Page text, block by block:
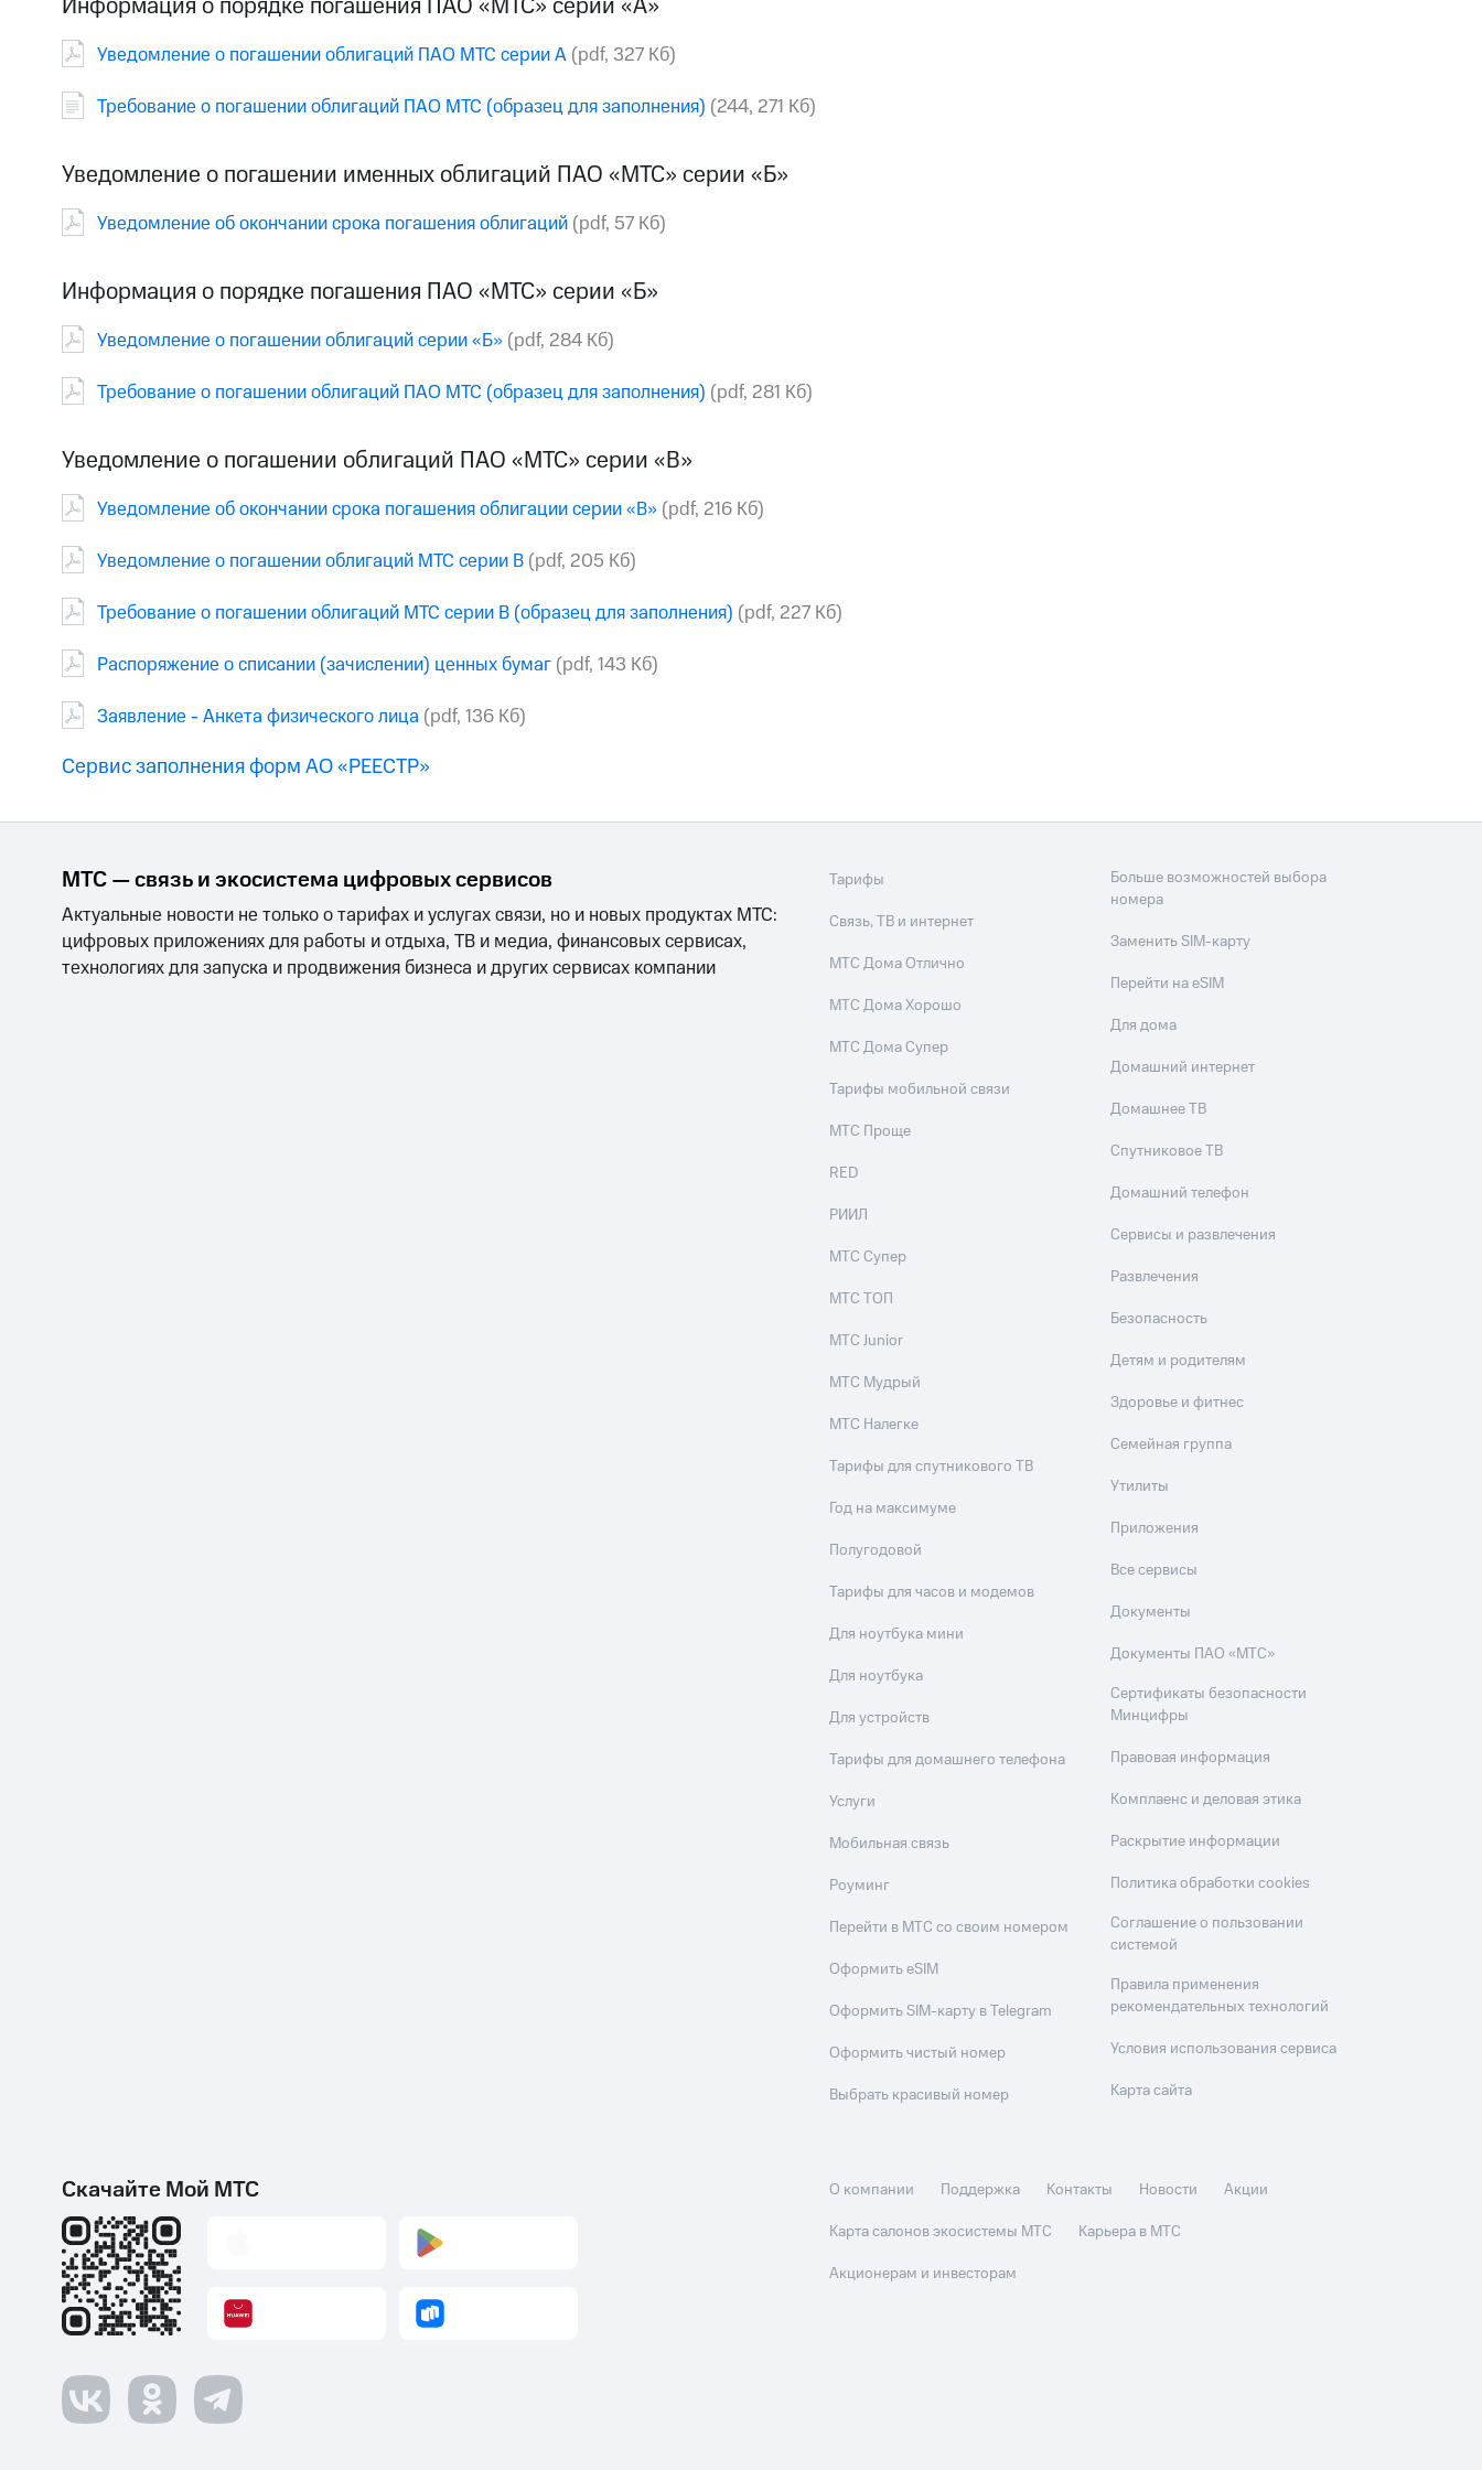
Уведомление о погашении облигаций ПАО МТС серии А (pdf, 327 Кб)
Требование о погашении облигаций ПАО МТС (образец для заполнения) (244, 271 Кб)
Уведомление о погашении именных облигаций ПАО «МТС» серии «Б»
Уведомление об окончании срока погашения облигаций (pdf, 57 Кб)
Информация о порядке погашения ПАО «МТС» серии «Б»
Уведомление о погашении облигаций серии «Б» (pdf, 284 Кб)
Требование о погашении облигаций ПАО МТС (образец для заполнения) (pdf, 281 Кб)
Уведомление о погашении облигаций ПАО «МТС» серии «В»
Уведомление об окончании срока погашения облигации серии «В» (pdf, 216 Кб)
Уведомление о погашении облигаций МТС серии В (pdf, 205 Кб)
Требование о погашении облигаций МТС серии В (образец для заполнения) (pdf, 227 Кб)
Распоряжение о списании (зачислении) ценных бумаг (pdf, 143 Кб)
Заявление - Анкета физического лица (pdf, 136 Кб)
Сервис заполнения форм АО «РЕЕСТР»
МТС — связь и экосистема цифровых сервисов
Актуальные новости не только о тарифах и услугах связи, но и новых продуктах МТС:
цифровых приложениях для работы и отдыха, ТВ и медиа, финансовых сервисах,
технологиях для запуска и продвижения бизнеса и других сервисах компании
Тарифы
Связь, ТВ и интернет
МТС Дома Отлично
МТС Дома Хорошо
МТС Дома Супер
Тарифы мобильной связи
МТС Проще
RED
РИИЛ
МТС Супер
МТС ТОП
МТС Junior
МТС Мудрый
МТС Налегке
Тарифы для спутникового ТВ
Год на максимуме
Полугодовой
Тарифы для часов и модемов
Для ноутбука мини
Для ноутбука
Для устройств
Тарифы для домашнего телефона
Услуги
Мобильная связь
Роуминг
Перейти в МТС со своим номером
Оформить eSIM
Оформить SIM-карту в Telegram
Оформить чистый номер
Выбрать красивый номер
Больше возможностей выбора
номера
Заменить SIM-карту
Перейти на eSIM
Для дома
Домашний интернет
Домашнее ТВ
Спутниковое ТВ
Домашний телефон
Сервисы и развлечения
Развлечения
Безопасность
Детям и родителям
Здоровье и фитнес
Семейная группа
Утилиты
Приложения
Все сервисы
Документы
Документы ПАО «МТС»
Сертификаты безопасности
Минцифры
Правовая информация
Комплаенс и деловая этика
Раскрытие информации
Политика обработки cookies
Соглашение о пользовании
системой
Правила применения
рекомендательных технологий
Условия использования сервиса
Карта сайта
Скачайте Мой МТС О компании Поддержка Контакты Новости
Акции
Карта салонов экосистемы МТС
Карьера в МТС
Акционерам и инвесторам